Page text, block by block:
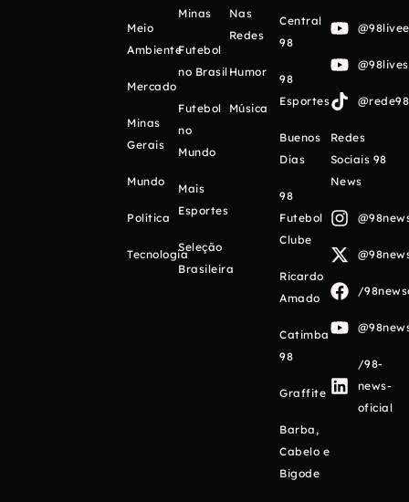
Meio
Ambiente
Mercado
Minas
Gerais
Mundo
Política
Tecnologia
Minas
Futebol
no Brasil
Futebol
no
Mundo
Mais
Esportes
Seleção
Brasileira
Nas
Redes
Humor
Música
Central
98
98
Esportes
Buenos
Días
98
Futebol
Clube
Ricardo
Amado
Catimba
98
Graffite
Barba,
Cabelo e
Bigode
Redes
Sociais 98
News
/
/98-
news-
oficial